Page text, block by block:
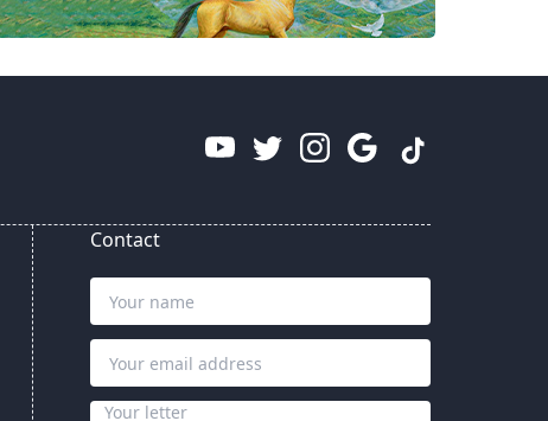
Contact